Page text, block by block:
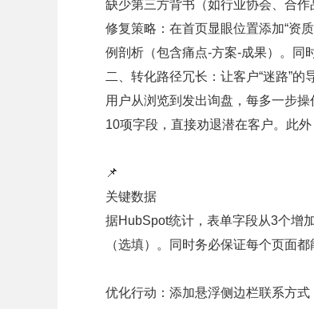
缺少第三方背书（如行业协会、合作
修复策略：在首页显眼位置添加“资
例剖析（包含痛点-方案-成果）。同
二、转化路径冗长：让客户“迷路”的
用户从浏览到发出询盘，每多一步
10项字段，直接劝退潜在客户。此
📌
关键数据
据HubSpot统计，表单字段从3个增
（选填）。同时务必保证每个页面
优化行动：添加悬浮侧边栏联系方